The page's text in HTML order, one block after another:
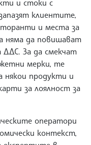
и стоки с
клиентите,
и места за
няма да повишават
ДДС. За да смекчат
мерки, те
някои продукти и
за лоялност за
оператори
контекст,